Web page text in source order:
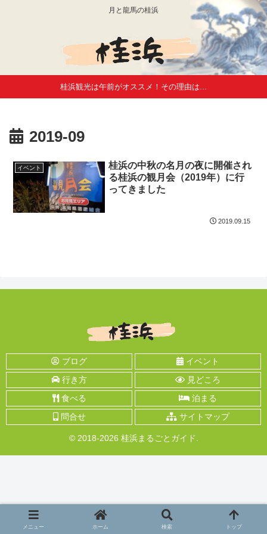
月と龍馬の桂浜
桂浜観光は午前がオススメ！その理由は...
2019-09
イベント
桂浜の中秋の名月の夜に開催され
る桂浜の観月会（2019年）に行
ってきました
2019.09.15
ブログ
イベント
行き方
見どころ
食べる
泊まる
問合せ
サイトマップ
© 2018-2026 桂浜まるごとガイド.
メニュー ホーム 検索 トップ